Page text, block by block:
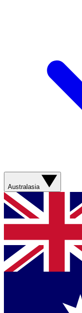
Australasia